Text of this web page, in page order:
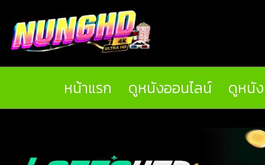
หน้าแรก ดูหนังออนไลน์ ดูหนั